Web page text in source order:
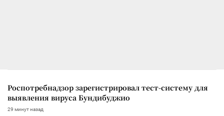
Роспотребнадзор зарегистрировал тест-систему для
выявления вируса Бундибуджио
29 минут назад